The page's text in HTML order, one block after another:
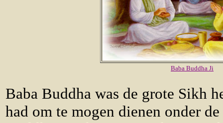
Baba Buddha Ji
Baba Buddha was de grote Sikh
had om te mogen dienen onder de